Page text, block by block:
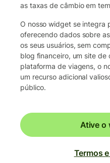
as taxas de câmbio em
O nosso widget se integra
oferecendo dados sobre
os seus usuários, sem
blog financeiro, um site de
plataforma de viagens, o
um recurso adicional
público.
Ative o
Termos